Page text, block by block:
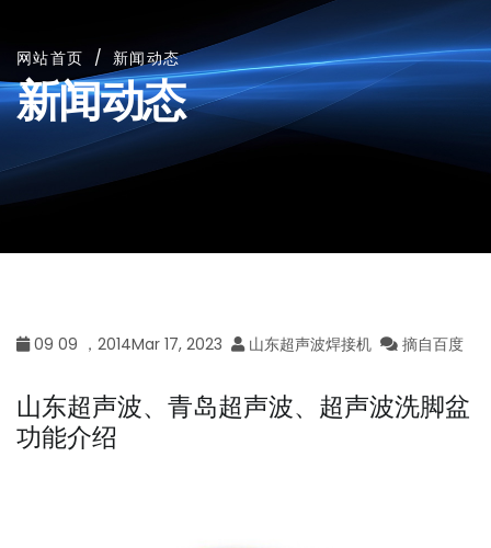
网站首页 / 新闻动态
新闻动态
09 09 ，2014Mar 17, 2023 山东超声波焊接机 摘自百度
山东超声波、青岛超声波、超声波洗脚盆
功能介绍